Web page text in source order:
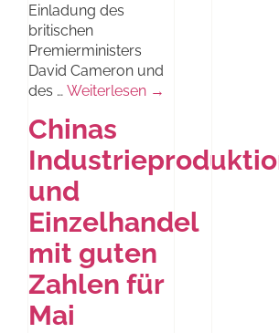
Einladung des
britischen
Premierministers
David Cameron und
des … Weiterlesen →
Chinas
und
Einzelhandel
mit guten
Zahlen für
Mai